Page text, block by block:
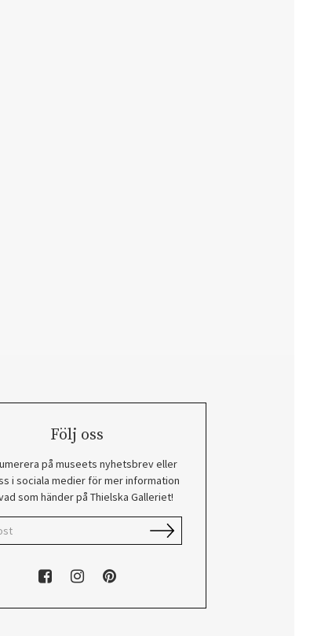
Följ oss
på museets nyhetsbrev eller
i sociala medier för mer information
som händer på Thielska Galleriet!